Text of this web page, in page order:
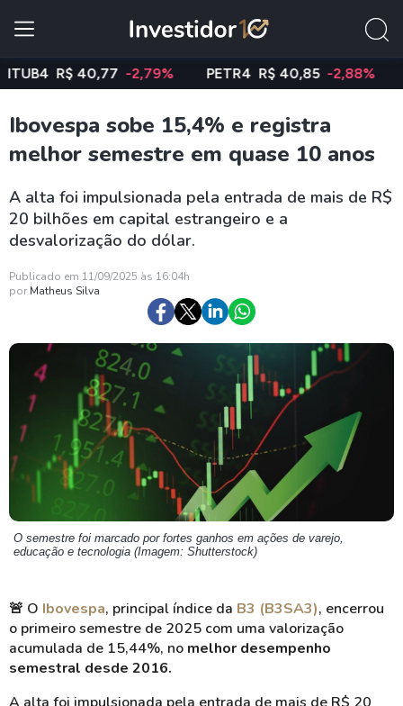
R$ 40,77 -2,79% PETR4 R$ 40,85 -2,88%
Ibovespa sobe 15,4% e registra
melhor semestre em quase 10 anos
A alta foi impulsionada pela entrada de mais de R$
20 bilhões em capital estrangeiro e a
desvalorização do dólar.
Publicado em 11/09/2025 às 16:04h
por Matheus Silva
O semestre foi marcado por fortes ganhos em ações de varejo,
educação e tecnologia (Imagem: Shutterstock)
🚨 O Ibovespa, principal índice da B3 (B3SA3), encerrou
o primeiro semestre de 2025 com uma valorização
acumulada de 15,44%, no melhor desempenho
semestral desde 2016.